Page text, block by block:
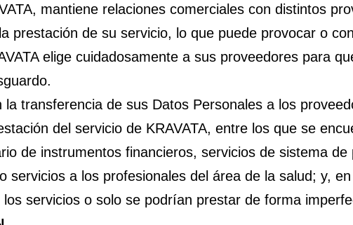
mantiene relaciones comerciales con distintos
prestación de su servicio, lo que puede provocar o
elige cuidadosamente a sus proveedores para
transferencia de sus Datos Personales a los
del servicio de KRAVATA, entre los que se
de instrumentos financieros, servicios de sistema de
servicios a los profesionales del área de la salud; y,
servicios o solo se podrían prestar de forma